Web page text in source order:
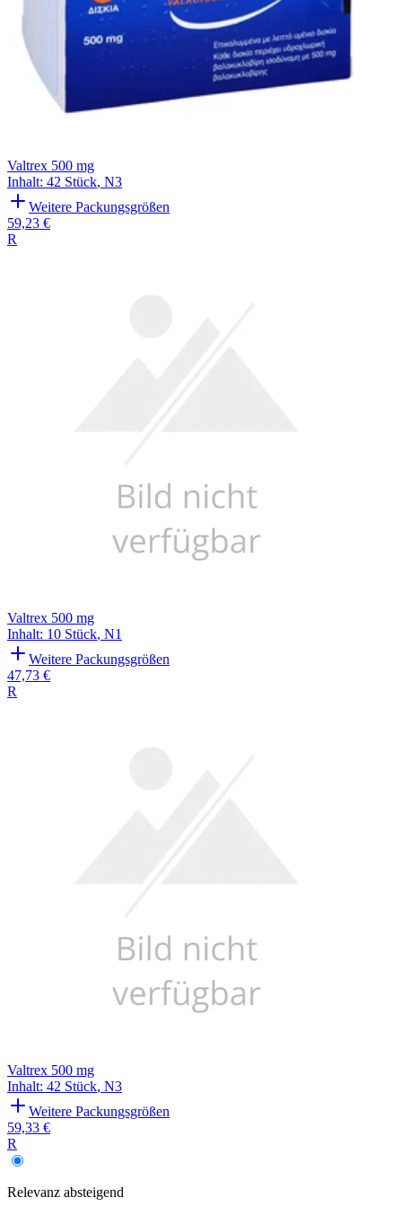
Valtrex 500 mg
Inhalt: 42 Stück, N3
Weitere Packungsgrößen
59,23 €
R
Valtrex 500 mg
Inhalt: 10 Stück, N1
Weitere Packungsgrößen
47,73 €
R
Valtrex 500 mg
Inhalt: 42 Stück, N3
Weitere Packungsgrößen
59,33 €
R
Relevanz absteigend